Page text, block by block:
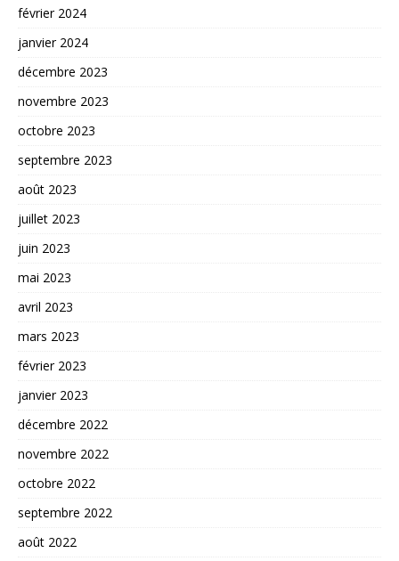
février 2024
janvier 2024
décembre 2023
novembre 2023
octobre 2023
septembre 2023
août 2023
juillet 2023
juin 2023
mai 2023
avril 2023
mars 2023
février 2023
janvier 2023
décembre 2022
novembre 2022
octobre 2022
septembre 2022
août 2022